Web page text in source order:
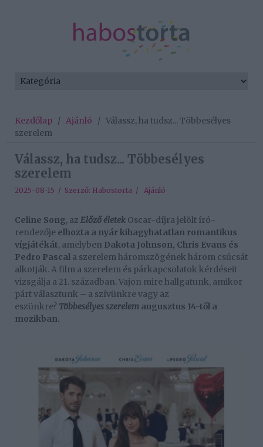
Kezdőlap / Ajánló / Válassz, ha tudsz... Többesélyes
szerelem
Válassz, ha tudsz... Többesélyes
szerelem
2025-08-15 / Szerző: Habostorta / Ajánló
Celine Song, az Előző életek Oscar-díjra jelölt író-
rendezője elhozta a nyár kihagyhatatlan romantikus
vígjátékát, amelyben Dakota Johnson, Chris Evans és
Pedro Pascal a szerelem háromszögének három csúcsát
alkotják. A film a szerelem és párkapcsolatok kérdéseit
vizsgálja a 21. században. Vajon mire hallgatunk, amikor
párt választunk – a szívünkre vagy az
eszünkre? Többesélyes szerelem augusztus 14-től a
mozikban.